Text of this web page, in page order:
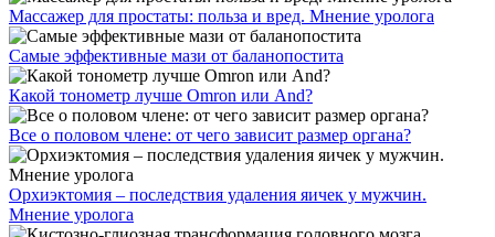
Массажер для простаты: польза и вред. Мнение уролога
Самые эффективные мази от баланопостита
Какой тонометр лучше Omron или And?
Все о половом члене: от чего зависит размер органа?
Орхиэктомия – последствия удаления яичек у мужчин.
Мнение уролога